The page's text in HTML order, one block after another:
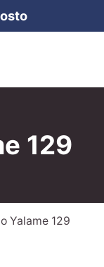
129
Yalame 129